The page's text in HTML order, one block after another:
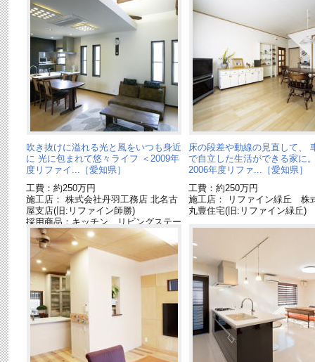
吹き抜けに溢れる光と風をいつも身近
に 光に包まれて悠々ライフ ＜2009年
度リファイ...［愛知県］
工費：約250万円
施工店： 株式会社丹羽工務店 北名古
屋支店(旧:リファイン師勝)
採用商品：キッチン リビングステー
ションL[終了品]
床の段差や動線の見直して、
で自立した生活ができる家に
2006年度リファ...［愛知県］
工費：約250万円
施工店： リファイン緑丘 株
丸豊住宅(旧:リファイン緑丘)